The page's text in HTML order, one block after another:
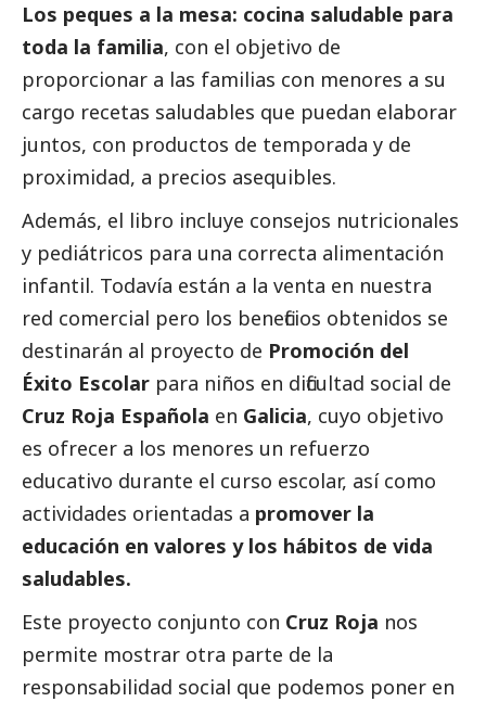
Los peques a la mesa: cocina saludable para
toda la familia, con el objetivo de
proporcionar a las familias con menores a su
cargo recetas saludables que puedan elaborar
juntos, con productos de temporada y de
proximidad, a precios asequibles.
Además, el libro incluye consejos nutricionales
y pediátricos para una correcta alimentación
infantil. Todavía están a la venta en nuestra
red comercial pero los beneficios obtenidos se
destinarán al proyecto de Promoción del
Éxito Escolar para niños en dificultad social de
Cruz Roja Española en Galicia, cuyo objetivo
es ofrecer a los menores un refuerzo
educativo durante el curso escolar, así como
actividades orientadas a promover la
educación en valores y los hábitos de vida
saludables.
Este proyecto conjunto con Cruz Roja nos
permite mostrar otra parte de la
responsabilidad social que podemos poner en